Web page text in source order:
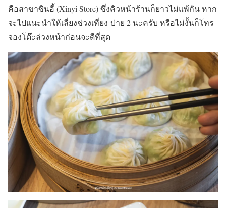
คือสาขาซินอี้ (Xinyi Store) ซึ่งคิวหน้าร้านก็ยาวไม่แพ้กัน หาก
จะไปแนะนำให้เลี่ยงช่วงเที่ยง-บ่าย 2 นะครับ หรือไม่งั้นก็โทร
จองโต๊ะล่วงหน้าก่อนจะดีที่สุด